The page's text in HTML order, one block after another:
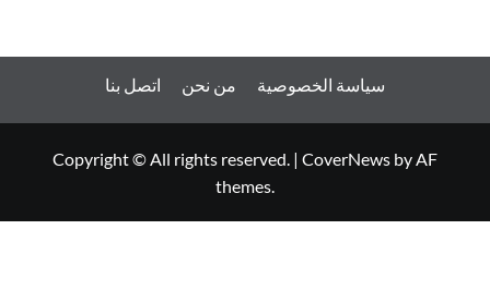
اتصل بنا من نحن سياسة الخصوصية
Copyright © All rights reserved. | CoverNews by AF
themes.